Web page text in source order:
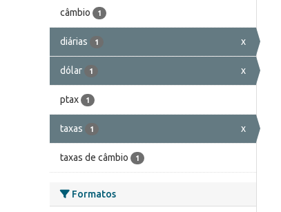
câmbio 1
diárias 1 x
dólar 1 x
ptax 1
taxas 1 x
taxas de câmbio 1
Formatos